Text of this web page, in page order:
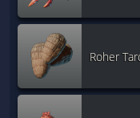
Roher